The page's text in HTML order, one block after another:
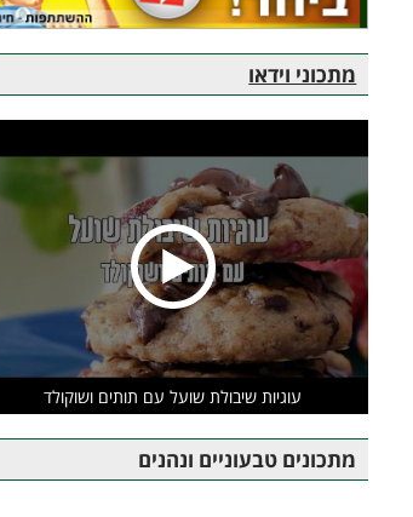
מתכוני וידאו
עוגיות שיבולת שועל עם תותים ושוקולד
מתכונים טבעוניים ונהנים